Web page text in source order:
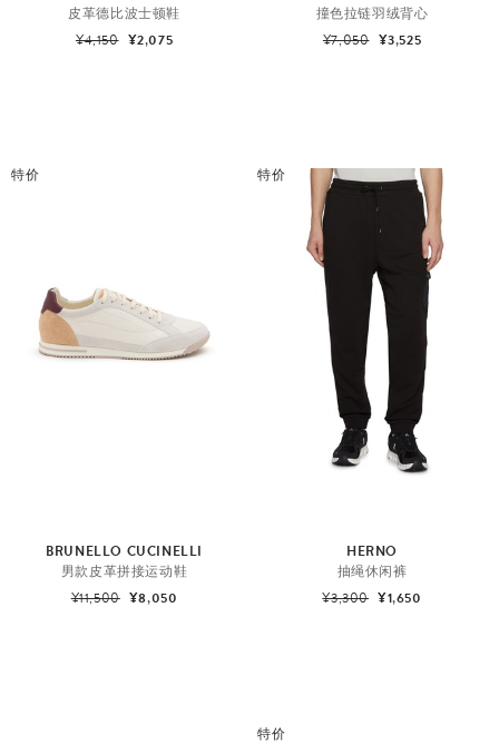
皮革德比波士顿鞋
¥4,150 ¥2,075
撞色拉链羽绒背心
¥7,050 ¥3,525
特价
BRUNELLO CUCINELLI
男款皮革拼接运动鞋
¥11,500 ¥8,050
特价
HERNO
抽绳休闲裤
¥3,300 ¥1,650
特价